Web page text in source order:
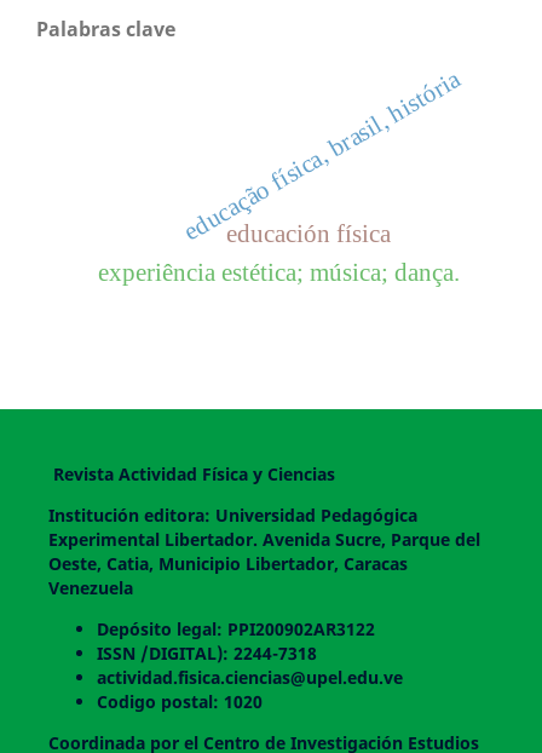
Palabras clave
educación física
educação física, brasil, história
experiência estética; música; dança.
Revista Actividad Física y Ciencias
Institución editora: Universidad Pedagógica
Experimental Libertador. Avenida Sucre, Parque del
Oeste, Catia, Municipio Libertador, Caracas
Venezuela
Depósito legal: PPI200902AR3122
ISSN /DIGITAL): 2244-7318
actividad.fisica.ciencias@upel.edu.ve
Codigo postal: 1020
Coordinada por el Centro de Investigación Estudios